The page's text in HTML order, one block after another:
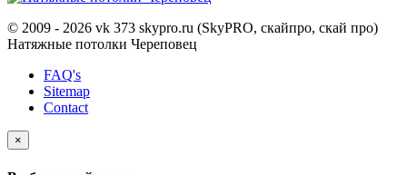
© 2009 - 2026 vk 373 skypro.ru (SkyPRO, скайпро, скай про)
Натяжные потолки Череповец
FAQ's
Sitemap
Contact
×